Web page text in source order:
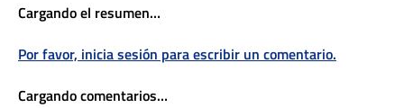
Cargando el resumen…
Por favor, inicia sesión para escribir un comentario.
Cargando comentarios…